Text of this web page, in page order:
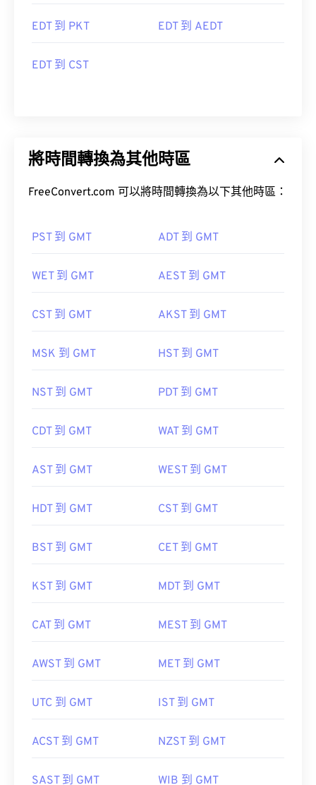
EDT 到 PKT EDT 到 AEDT
EDT 到 CST
將時間轉換為其他時區
FreeConvert.com 可以將時間轉換為以下其他時區：
PST 到 GMT ADT 到 GMT
WET 到 GMT AEST 到 GMT
CST 到 GMT AKST 到 GMT
MSK 到 GMT HST 到 GMT
NST 到 GMT PDT 到 GMT
CDT 到 GMT WAT 到 GMT
AST 到 GMT WEST 到 GMT
HDT 到 GMT CST 到 GMT
BST 到 GMT CET 到 GMT
KST 到 GMT MDT 到 GMT
CAT 到 GMT MEST 到 GMT
AWST 到 GMT MET 到 GMT
UTC 到 GMT IST 到 GMT
ACST 到 GMT NZST 到 GMT
SAST 到 GMT WIB 到 GMT